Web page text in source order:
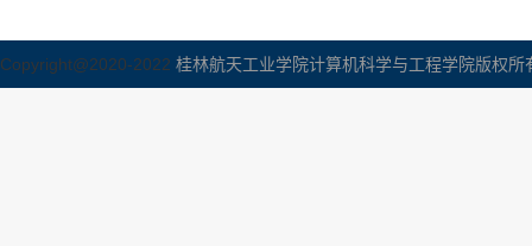
Copyright@2020-2022 桂林航天工业学院计算机科学与工程学院版权